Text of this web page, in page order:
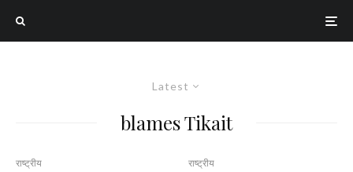
Latest
blames Tikait
राष्ट्रीय राष्ट्रीय